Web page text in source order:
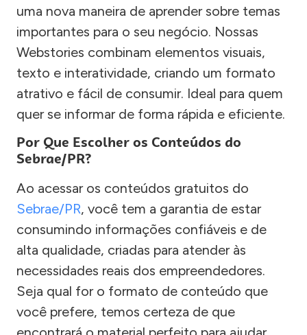
uma nova maneira de aprender sobre temas
importantes para o seu negócio. Nossas
Webstories combinam elementos visuais,
texto e interatividade, criando um formato
atrativo e fácil de consumir. Ideal para quem
quer se informar de forma rápida e eficiente.
Por Que Escolher os Conteúdos do
Sebrae/PR?
Ao acessar os conteúdos gratuitos do
Sebrae/PR, você tem a garantia de estar
consumindo informações confiáveis e de
alta qualidade, criadas para atender às
necessidades reais dos empreendedores.
Seja qual for o formato de conteúdo que
você prefere, temos certeza de que